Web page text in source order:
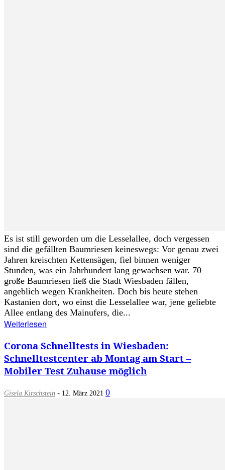
Es ist still geworden um die Lesselallee, doch vergessen
sind die gefällten Baumriesen keineswegs: Vor genau zwei
Jahren kreischten Kettensägen, fiel binnen weniger
Stunden, was ein Jahrhundert lang gewachsen war. 70
große Baumriesen ließ die Stadt Wiesbaden fällen,
angeblich wegen Krankheiten. Doch bis heute stehen
Kastanien dort, wo einst die Lesselallee war, jene geliebte
Allee entlang des Mainufers, die...
Weiterlesen
Corona Schnelltests in Wiesbaden:
Schnelltestcenter ab Montag am Start –
Mobiler Test Zuhause möglich
Gisela Kirschstein - 12. März 2021 0